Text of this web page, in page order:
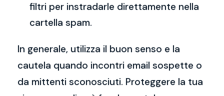
filtri per instradarle direttamente nella
cartella spam.
In generale, utilizza il buon senso e la
cautela quando incontri email sospette o
da mittenti sconosciuti. Proteggere la tua